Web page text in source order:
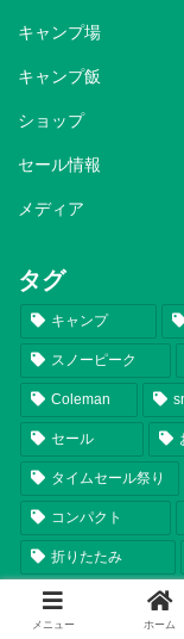
キャンプ場
キャンプ飯
ショップ
セール情報
メディア
タグ
キャンプ
スノーピーク
Coleman
セール
タイムセール祭り
コンパクト
折りたたみ
CAPTAIN STAG
テーブル ワ
メニュー ホーム